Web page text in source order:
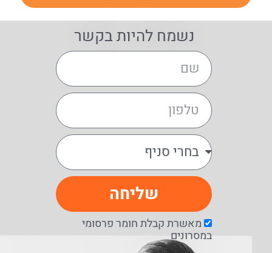
נשמח להיות בקשר
מאשרת קבלת חומר פרסומי
במסרונים
שליחה